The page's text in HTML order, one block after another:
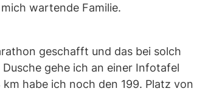
wartende Familie.
geschafft und das bei solch
gehe ich an einer Infotafel
habe ich noch den 199. Platz von